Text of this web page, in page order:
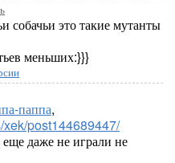
собачьи это такие мутанты
меньших:}}}
паппа,
post144689447/
еще даже не играли не